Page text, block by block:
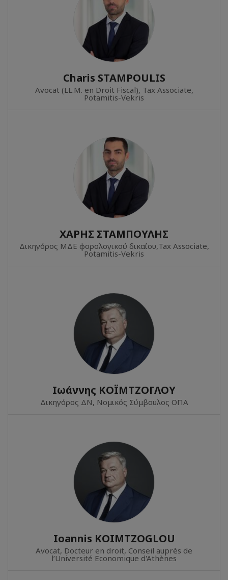
Charis STAMPOULIS
Avocat (LL.M. en Droit Fiscal), Tax Associate,
Potamitis-Vekris
ΧΑΡΗΣ ΣΤΑΜΠΟΥΛΗΣ
Δικηγόρος ΜΔΕ φορολογικού δικαίου,Tax Associate,
Potamitis-Vekris
Ιωάννης ΚΟΪΜΤΖΟΓΛΟΥ
Δικηγόρος ΔΝ, Νομικός Σύμβουλος ΟΠΑ
Ioannis KOIMTZOGLOU
Avocat, Docteur en droit, Conseil auprès de
l’Université Economique d'Athènes